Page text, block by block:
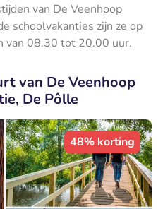
van De Veenhoop
schoolvakanties zijn ze op
van 08.30 tot 20.00 uur.
van De Veenhoop
De Pôlle
48% korting